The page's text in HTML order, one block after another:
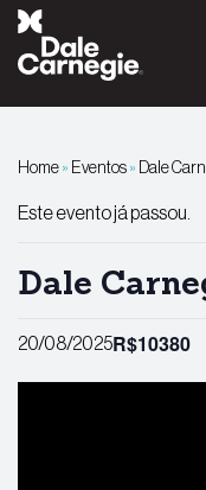
Pular
conteúdo
Home» Eventos» Dale
Este evento já passou.
Dale
20/08/2025R$10380